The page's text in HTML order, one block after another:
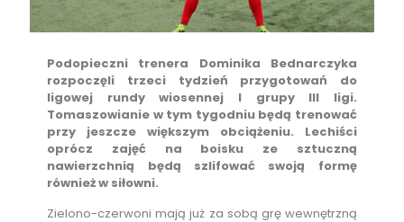
Podopieczni trenera Dominika Bednarczyka
rozpoczęli trzeci tydzień przygotowań do
ligowej rundy wiosennej I grupy III ligi.
Tomaszowianie w tym tygodniu będą trenować
przy jeszcze większym obciążeniu. Lechiści
oprócz zajęć na boisku ze sztuczną
nawierzchnią będą szlifować swoją formę
również w siłowni.
Zielono-czerwoni mają już za sobą grę wewnętrzną